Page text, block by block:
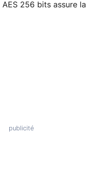
256 bits assure la